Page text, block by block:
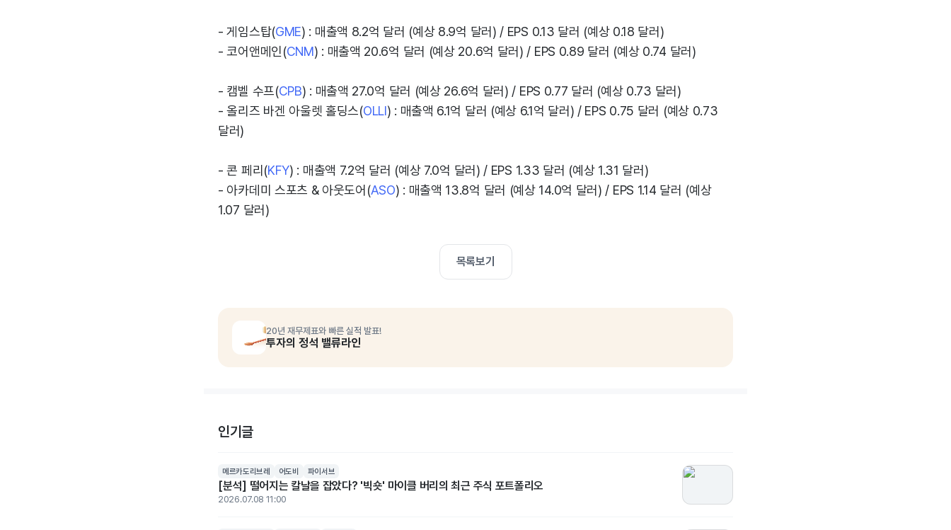
- 게임스탑(GME) : 매출액 8.2억 달러 (예상 8.9억 달러) / EPS 0.13 달러 (예상 0.18 달러)
- 코어앤메인(CNM) : 매출액 20.6억 달러 (예상 20.6억 달러) / EPS 0.89 달러 (예상 0.74 달러)
- 캠벨 수프(CPB) : 매출액 27.0억 달러 (예상 26.6억 달러) / EPS 0.77 달러 (예상 0.73 달러)
- 올리즈 바겐 아울렛 홀딩스(OLLI) : 매출액 6.1억 달러 (예상 6.1억 달러) / EPS 0.75 달러 (예상 0.73
달러)
- 콘 페리(KFY) : 매출액 7.2억 달러 (예상 7.0억 달러) / EPS 1.33 달러 (예상 1.31 달러)
- 아카데미 스포츠 & 아웃도어(ASO) : 매출액 13.8억 달러 (예상 14.0억 달러) / EPS 1.14 달러 (예상
1.07 달러)
목록보기
20년 재무제표와 빠른 실적 발표!
투자의 정석 밸류라인
인기글
메르카도리브레 어도비 파이서브
[분석] 떨어지는 칼날을 잡았다? '빅숏' 마이클 버리의 최근 주식 포트폴리오
2026.07.08 11:00